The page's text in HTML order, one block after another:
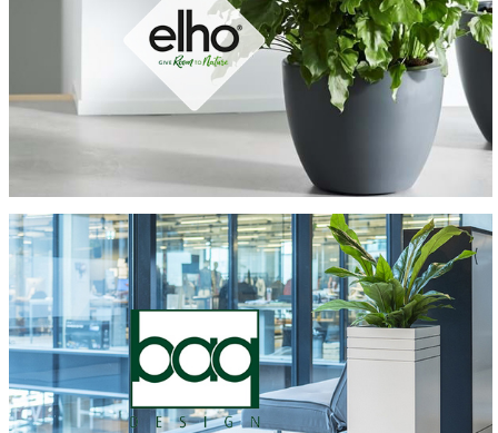
Tovább a termékekre
Tovább a termékekre